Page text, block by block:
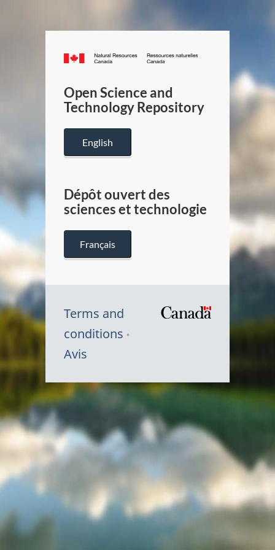
Canada.ca
/
Canada
Open Science and
Technology Repository
English
Dépôt ouvert des
sciences et technologie
Français
Terms and
conditions
Avis
Symbole
du